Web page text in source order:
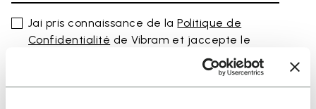
Jai pris connaissance de laPolitique de
Confidentialité de Vibram et jaccepte le
traitement de mes données personnelles afin de
recevoir des communications personnalisées